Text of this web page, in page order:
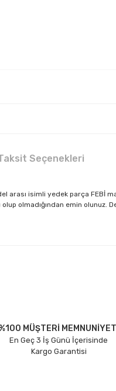
Seçenekleri
arası isimli yedek parça FEBİ
olmadığından emin olunuz.
MÜŞTERİ
En Geç 3 İş Günü İçerisinde
Kargo Garantisi